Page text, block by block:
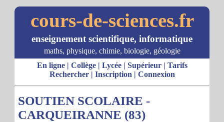
cours-de-sciences.fr
enseignement scientifique, informatique
maths, physique, chimie, biologie, géologie
En ligne| Collège| Lycée| Supérieur| Tarifs
Rechercher| Inscription | Connexion
SOUTIEN SCOLAIRE -
CARQUEIRANNE (83)